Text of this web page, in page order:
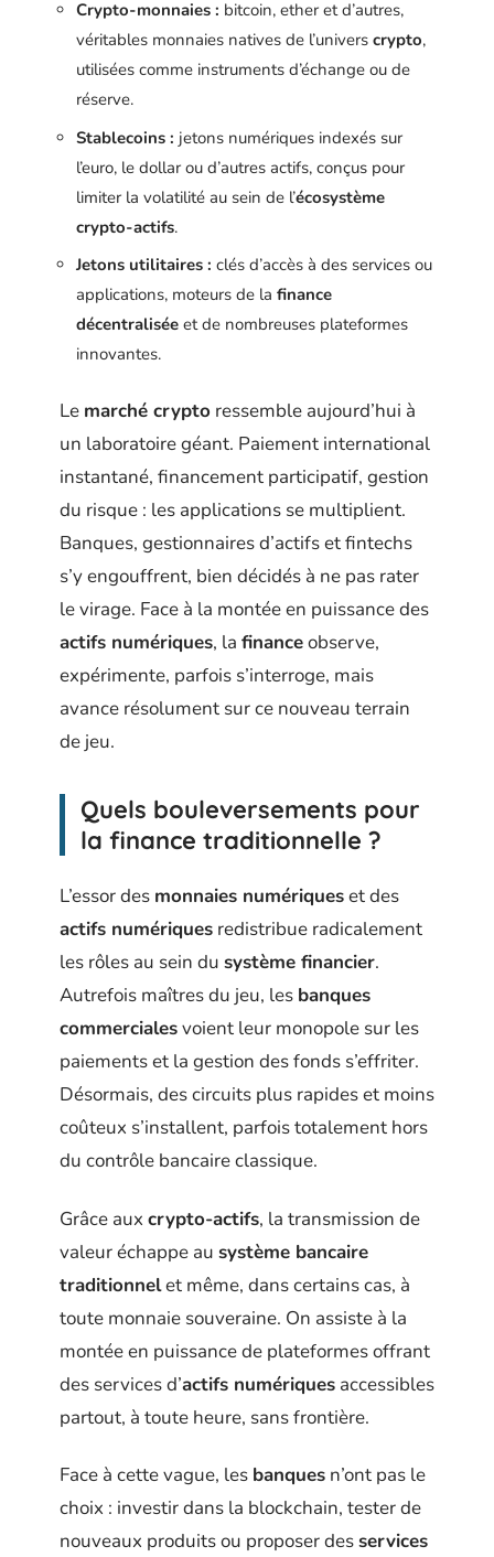
Crypto-monnaies : bitcoin, ether et d’autres,
véritables monnaies natives de l’univers crypto,
utilisées comme instruments d’échange ou de
réserve.
Stablecoins : jetons numériques indexés sur
l’euro, le dollar ou d’autres actifs, conçus pour
limiter la volatilité au sein de l’écosystème
crypto-actifs.
Jetons utilitaires : clés d’accès à des services ou
applications, moteurs de la finance
décentralisée et de nombreuses plateformes
innovantes.
Le marché crypto ressemble aujourd’hui à
un laboratoire géant. Paiement international
instantané, financement participatif, gestion
du risque : les applications se multiplient.
Banques, gestionnaires d’actifs et fintechs
s’y engouffrent, bien décidés à ne pas rater
le virage. Face à la montée en puissance des
actifs numériques, la financeobserve,
expérimente, parfois s’interroge, mais
avance résolument sur ce nouveau terrain
de jeu.
Quels bouleversements pour
la finance traditionnelle ?
L’essor des monnaies numériqueset des
actifs numériques redistribue radicalement
les rôles au sein du système financier.
Autrefois maîtres du jeu, les banques
commercialesvoient leur monopole sur les
paiements et la gestion des fonds s’effriter.
Désormais, des circuits plus rapides et moins
coûteux s’installent, parfois totalement hors
du contrôle bancaire classique.
Grâce aux crypto-actifs, la transmission de
valeur échappe au système bancaire
traditionnelet même, dans certains cas, à
toute monnaie souveraine. On assiste à la
montée en puissance de plateformes offrant
des services d’actifs numériques accessibles
partout, à toute heure, sans frontière.
Face à cette vague, les banques n’ont pas le
choix : investir dans la blockchain, tester de
nouveaux produits ou proposer desservices